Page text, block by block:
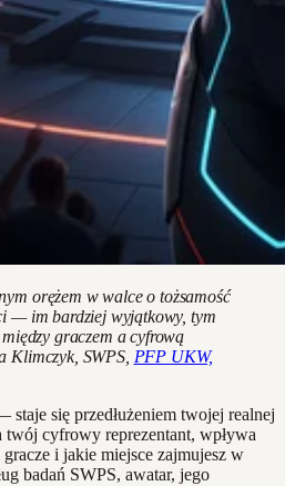
orężem w walce o tożsamość
— im bardziej wyjątkowy, tym
graczem a cyfrową
SWPS, PFP UKW,
się przedłużeniem twojej realnej
cyfrowy reprezentant, wpływa
i jakie miejsce zajmujesz w
badań SWPS, awatar, jego